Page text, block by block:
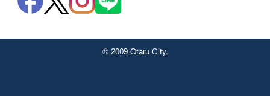
© 2009 Otaru City.